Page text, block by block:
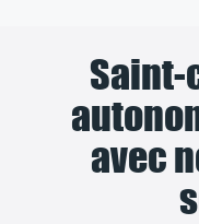
Saint-
avec